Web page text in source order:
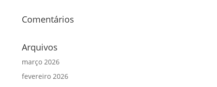
Comentários
Arquivos
março 2026
fevereiro 2026